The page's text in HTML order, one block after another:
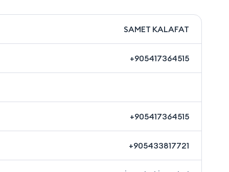
SAMET KALAFAT
+905417364515
+905417364515
+905433817721